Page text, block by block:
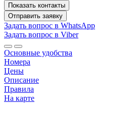
Показать контакты
Отправить заявку
Задать вопрос в WhatsApp
Задать вопрос в Viber
Основные удобства
Номера
Цены
Описание
Правила
На карте